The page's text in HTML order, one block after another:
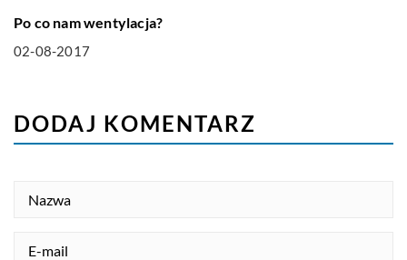
Po co nam wentylacja?
02-08-2017
DODAJ KOMENTARZ